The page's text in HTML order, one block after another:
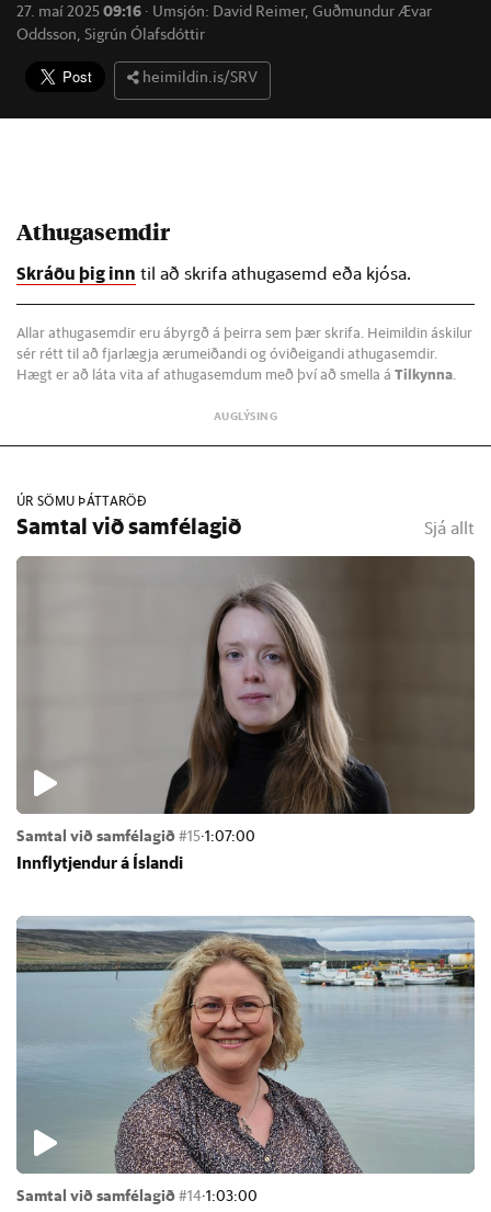
27. maí 202509:16 · Umsjón: David Reimer, Guðmundur Ævar
Oddsson, Sigrún Ólafsdóttir
heimildin.is/SRV
Athugasemdir
Skráðu þig inn til að skrifa athugasemd eða kjósa.
Allar athugasemdir eru ábyrgð á þeirra sem þær skrifa. Heimildin áskilur
sér rétt til að fjarlægja ærumeiðandi og óviðeigandi athugasemdir.
Hægt er að láta vita af athugasemdum með því að smella á Tilkynna
ÚR SÖMU ÞÁTTARÖÐ
Samtal við samfélagið Sjá allt
Samtal við samfélagið#15·1:07:00
Inn­flytj­end­ur á Ís­landi
Samtal við samfélagið#14·1:03:00